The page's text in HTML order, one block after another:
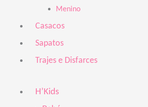
Menino
Casacos
Sapatos
Trajes e Disfarces
H’Kids